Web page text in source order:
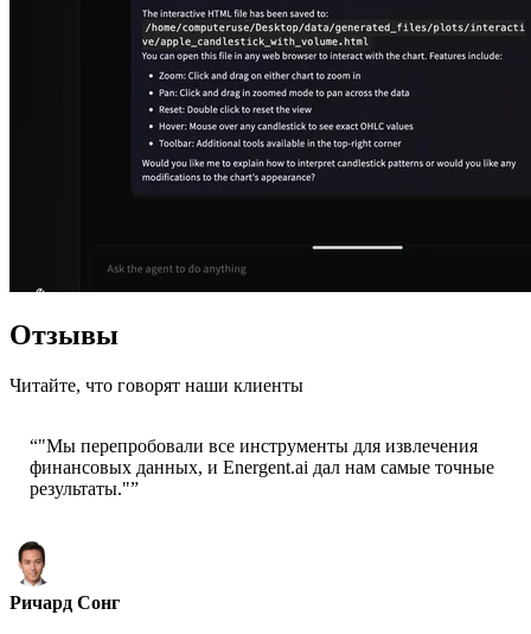
Отзывы
Читайте, что говорят наши клиенты
“"Мы перепробовали все инструменты для извлечения
финансовых данных, и Energent.ai дал нам самые точные
результаты."”
Ричард Сонг